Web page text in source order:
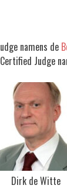
namens de
Judge
Dirk de Witte